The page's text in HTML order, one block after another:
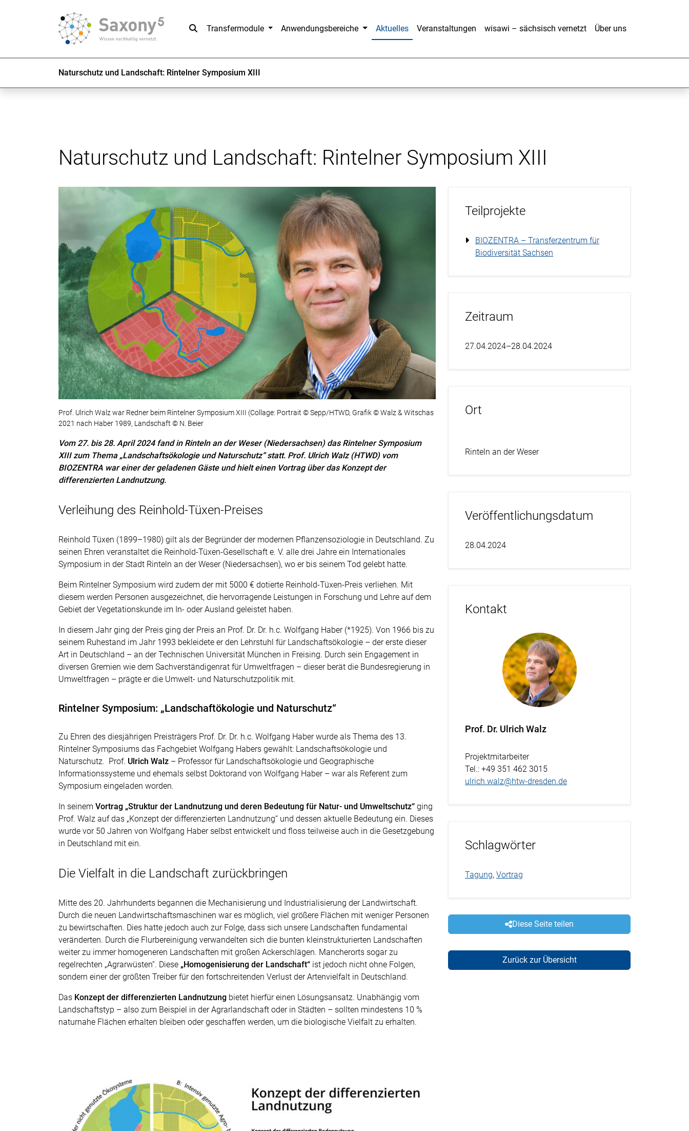
SucheTransfermodule Anwendungsbereiche Aktuelles Veranstaltungen wisawi – sächsisch vernetzt Über uns
Naturschutz und Landschaft: Rintelner Symposium XIII
Naturschutz und Landschaft: Rintelner Symposium XIII
Prof. Ulrich Walz war Redner beim Rintelner Symposium XIII (Collage: Portrait © Sepp/HTWD, Grafik © Walz & Witschas
2021 nach Haber 1989, Landschaft © N. Beier
Vom 27. bis 28. April 2024 fand in Rinteln an der Weser (Niedersachsen) das Rintelner Symposium
XIII zum Thema „Landschaftsökologie und Naturschutz“ statt. Prof. Ulrich Walz (HTWD) vom
BIOZENTRA war einer der geladenen Gäste und hielt einen Vortrag über das Konzept der
differenzierten Landnutzung.
Verleihung des Reinhold-Tüxen-Preises
Reinhold Tüxen (1899–1980) gilt als der Begründer der modernen Pflanzensoziologie in Deutschland. Zu
seinen Ehren veranstaltet die Reinhold-Tüxen-Gesellschaft e. V. alle drei Jahre ein Internationales
Symposium in der Stadt Rinteln an der Weser (Niedersachsen), wo er bis seinem Tod gelebt hatte.
Beim Rintelner Symposium wird zudem der mit 5000 € dotierte Reinhold-Tüxen-Preis verliehen. Mit
diesem werden Personen ausgezeichnet, die hervorragende Leistungen in Forschung und Lehre auf dem
Gebiet der Vegetationskunde im In- oder Ausland geleistet haben.
In diesem Jahr ging der Preis ging der Preis an Prof. Dr. Dr. h.c. Wolfgang Haber (*1925). Von 1966 bis zu
seinem Ruhestand im Jahr 1993 bekleidete er den Lehrstuhl für Landschaftsökologie – der erste dieser
Art in Deutschland – an der Technischen Universität München in Freising. Durch sein Engagement in
diversen Gremien wie dem Sachverständigenrat für Umweltfragen – dieser berät die Bundesregierung in
Umweltfragen – prägte er die Umwelt- und Naturschutzpolitik mit.
Rintelner Symposium: „Landschaftökologie und Naturschutz“
Zu Ehren des diesjährigen Preisträgers Prof. Dr. Dr. h.c. Wolfgang Haber wurde als Thema des 13.
Rintelner Symposiums das Fachgebiet Wolfgang Habers gewählt: Landschaftsökologie und
Naturschutz. Prof. Ulrich Walz – Professor für Landschaftsökologie und Geographische
Informationssysteme und ehemals selbst Doktorand von Wolfgang Haber – war als Referent zum
Symposium eingeladen worden.
In seinem Vortrag „Struktur der Landnutzung und deren Bedeutung für Natur- und Umweltschutz“ ging
Prof. Walz auf das „Konzept der differenzierten Landnutzung“ und dessen aktuelle Bedeutung ein. Dieses
wurde vor 50 Jahren von Wolfgang Haber selbst entwickelt und floss teilweise auch in die Gesetzgebung
in Deutschland mit ein.
Die Vielfalt in die Landschaft zurückbringen
Mitte des 20. Jahrhunderts begannen die Mechanisierung und Industrialisierung der Landwirtschaft.
Durch die neuen Landwirtschaftsmaschinen war es möglich, viel größere Flächen mit weniger Personen
zu bewirtschaften. Dies hatte jedoch auch zur Folge, dass sich unsere Landschaften fundamental
veränderten. Durch die Flurbereinigung verwandelten sich die bunten kleinstrukturierten Landschaften
weiter zu immer homogeneren Landschaften mit großen Ackerschlägen. Mancherorts sogar zu
regelrechten „Agrarwüsten“. Diese „Homogenisierung der Landschaft“ ist jedoch nicht ohne Folgen,
sondern einer der größten Treiber für den fortschreitenden Verlust der Artenvielfalt in Deutschland.
Das Konzept der differenzierten Landnutzung bietet hierfür einen Lösungsansatz. Unabhängig vom
Landschaftstyp – also zum Beispiel in der Agrarlandschaft oder in Städten – sollten mindestens 10 %
naturnahe Flächen erhalten bleiben oder geschaffen werden, um die biologische Vielfalt zu erhalten.
Teilprojekte
BIOZENTRA – Transferzentrum für
Biodiversität Sachsen
Zeitraum
27.04.2024–28.04.2024
Ort
Rinteln an der Weser
Veröffentlichungsdatum
28.04.2024
Kontakt
Prof. Dr. Ulrich Walz
Projektmitarbeiter
Tel.: +49 351 462 3015
ulrich.walz@htw-dresden.de
Schlagwörter
Tagung, Vortrag
Diese Seite teilen
Zurück zur Übersicht